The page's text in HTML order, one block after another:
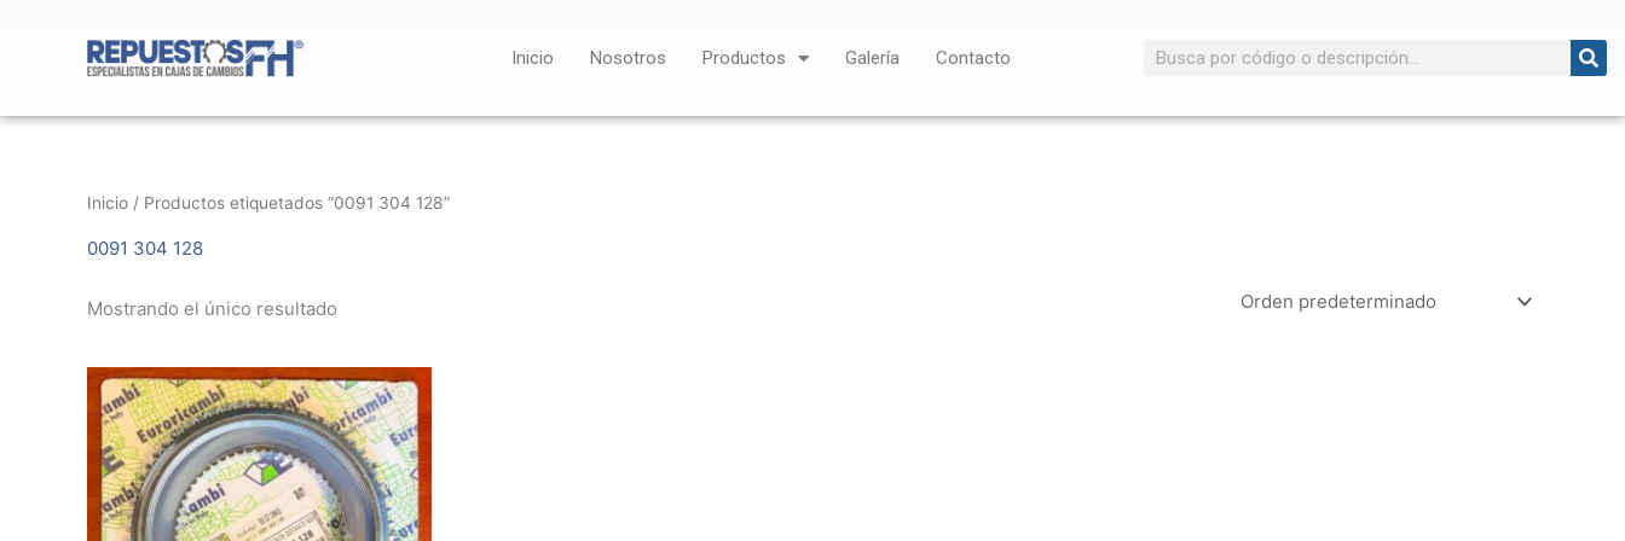
Inicio Nosotros Productos Galería Contacto Buscar
Inicio / Productos etiquetados “0091 304 128”
0091 304 128
Mostrando el único resultado